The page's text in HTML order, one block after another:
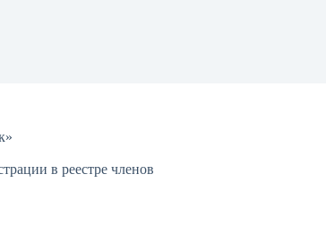
в реестре членов